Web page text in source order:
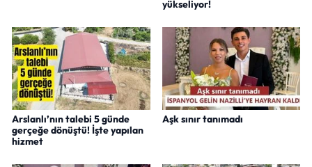
yükseliyor!
Arslanlı’nın talebi 5 günde
gerçeğe dönüştü! İşte yapılan
hizmet
Aşk sınır tanımadı